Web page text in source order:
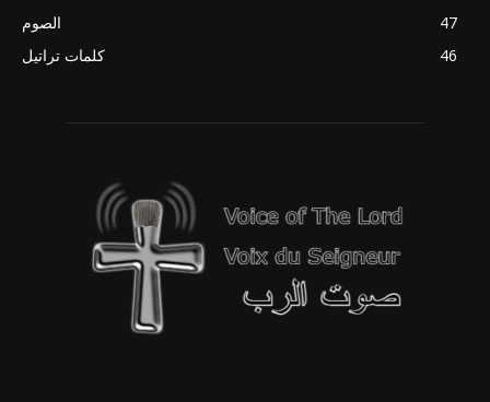
الصوم
47
كلمات تراتيل
46